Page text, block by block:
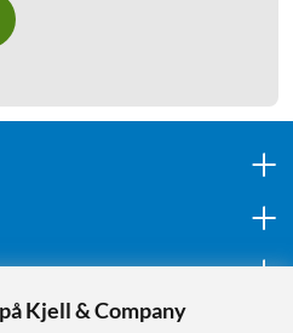
Kjell & Company